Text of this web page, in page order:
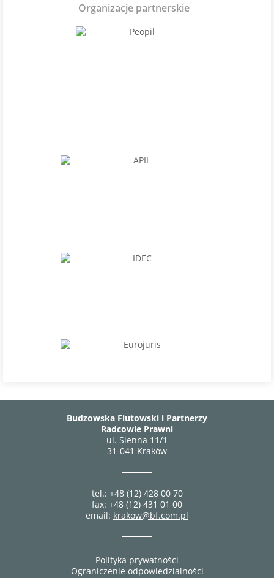
Organizacje partnerskie
Budzowska Fiutowski i Partnerzy
Radcowie Prawni
ul. Sienna 11/1
31-041 Kraków
tel.: +48 (12) 428 00 70
fax: +48 (12) 431 01 00
email: krakow@bf.com.pl
Polityka prywatności
Ograniczenie odpowiedzialności